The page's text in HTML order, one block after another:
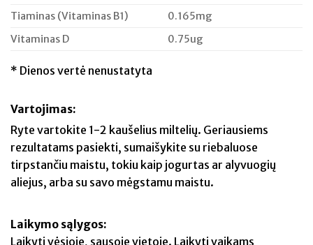
Tiaminas (Vitaminas B1)
0.165mg
Vitaminas D
0.75ug
* Dienos vertė nenustatyta
Vartojimas:
Ryte vartokite 1-2 kaušelius miltelių. Geriausiems
rezultatams pasiekti, sumaišykite su riebaluose
tirpstančiu maistu, tokiu kaip jogurtas ar alyvuogių
aliejus, arba su savo mėgstamu maistu.
Laikymo sąlygos:
Laikyti vėsioje, sausoje vietoje. Laikyti vaikams